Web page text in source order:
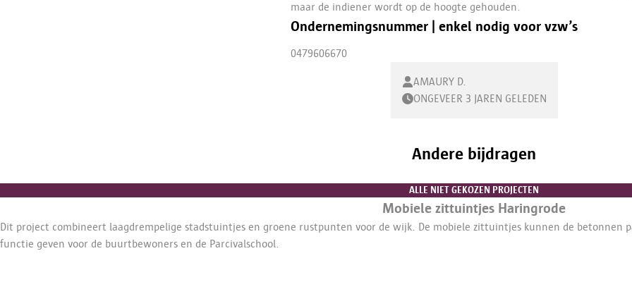
maar de indiener wordt op de hoogte gehouden.
Ondernemingsnummer | enkel nodig voor vzw’s
0479606670
AMAURY D.
ONGEVEER 3 JAREN GELEDEN
Andere bijdragen
ALLE NIET GEKOZEN PROJECTEN
Mobiele zittuintjes Haringrode
Dit project combineert laagdrempelige stadstuintjes en groene rustpunten voor de wijk. De mobiele zittuintjes kunnen de betonnen
functie geven voor de buurtbewoners en de Parcivalschool.